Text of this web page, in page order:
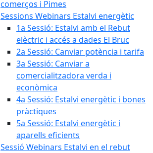
comerços i Pimes
Sessions Webinars Estalvi energètic
1a Sessió: Estalvi amb el Rebut
elèctric i accés a dades El Bruc
2a Sessió: Canviar potència i tarifa
3a Sessió: Canviar a
comercialitzadora verda i
econòmica
4a Sessió: Estalvi energètic i bones
pràctiques
5a Sessió: Estalvi energètic i
aparells eficients
Sessió Webinars Estalvi en el rebut